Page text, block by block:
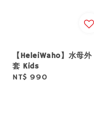
【HeleiWaho】水母外
套 Kids
Regular
NT$ 990